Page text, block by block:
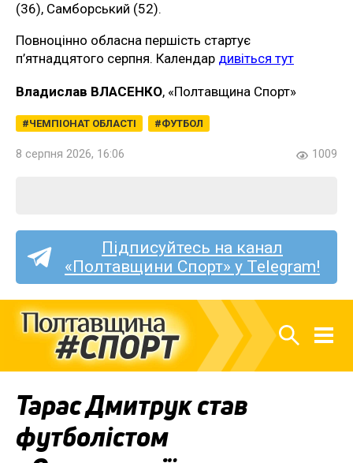
(36), Самборський (52).
Повноцінно обласна першість стартує
п’ятнадцятого серпня. Календар дивіться тут
Владислав ВЛАСЕНКО, «Полтавщина Спорт»
ЧЕМПІОНАТ ОБЛАСТІ ФУТБОЛ
8 серпня 2026, 16:06 1009
Підписуйтесь на канал
«Полтавщини Спорт» у Telegram!
Тарас Дмитрук став
футболістом